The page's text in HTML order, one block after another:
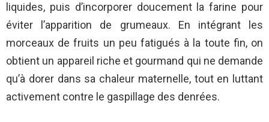
liquides, puis d’incorporer doucement la farine pour
éviter l’apparition de grumeaux. En intégrant les
morceaux de fruits un peu fatigués à la toute fin, on
obtient un appareil riche et gourmand qui ne demande
qu’à dorer dans sa chaleur maternelle, tout en luttant
activement contre le gaspillage des denrées.